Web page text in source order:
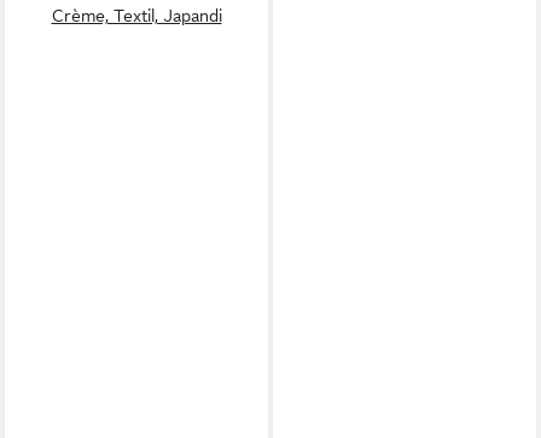
Crème, Textil, Japandi